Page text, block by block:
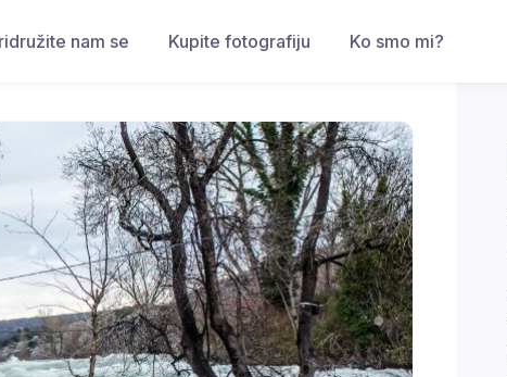
nam se Kupite fotografiju Ko smo mi?